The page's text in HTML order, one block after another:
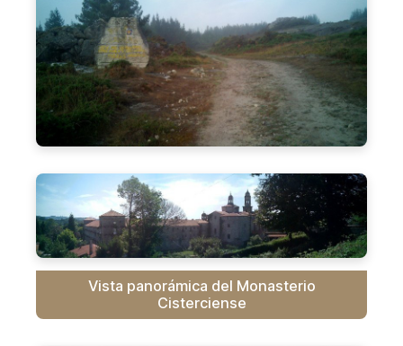
Vista panorámica del Monasterio
Cisterciense